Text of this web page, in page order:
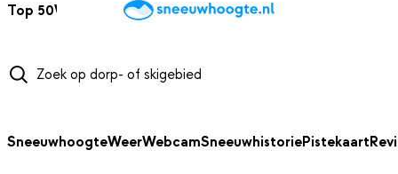
Top 50Webcams WintersportweerKaarten
SneeuwhoogteWeerWebcamSneeuwhistoriePistekaart